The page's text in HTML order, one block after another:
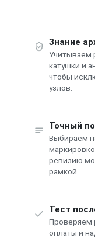
Знание
Учитываем
катушки и
чтобы
узлов.
Точный
Выбираем
ревизию
рамкой.
Тест
Проверяем
оплаты и